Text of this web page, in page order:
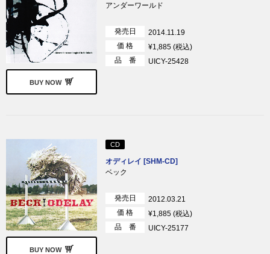
BUY NOW
アンダーワールド
発売日
2014.11.19
価 格
¥1,885 (税込)
品 番
UICY-25428
BUY NOW
CD
オディレイ [SHM-CD]
ベック
発売日
2012.03.21
価 格
¥1,885 (税込)
品 番
UICY-25177